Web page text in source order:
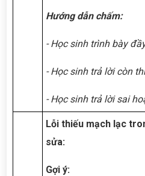
Hướng dẫn chấm:
- Học sinh trình bày
- Học sinh trả lời còn
- Học sinh trả lời sai
Lỗi thiếu mạch lạc
sửa:
Gợi ý: